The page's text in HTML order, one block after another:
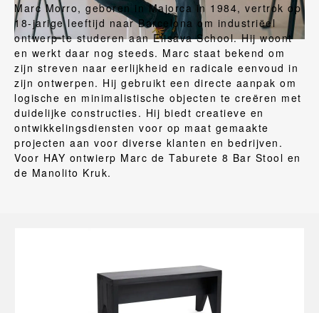
Marc Morro, geboren in Majorca in 1984, vertrok op
18-jarige leeftijd naar Barcelona om industriëel
ontwerp te studeren aan Elisava School. Hij woont
en werkt daar nog steeds. Marc staat bekend om
zijn streven naar eerlijkheid en radicale eenvoud in
zijn ontwerpen. Hij gebruikt een directe aanpak om
logische en minimalistische objecten te creëren met
duidelijke constructies. Hij biedt creatieve en
ontwikkelingsdiensten voor op maat gemaakte
projecten aan voor diverse klanten en bedrijven.
Voor HAY ontwierp Marc de Taburete 8 Bar Stool en
de Manolito Kruk.